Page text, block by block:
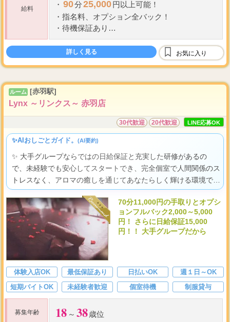
給料
・ 90分25,000円以上可能！
・ 指名料、オプション全バック！
・ 待機保証あり
・経験者優遇
■学生・O...
詳しく見る お気に入り
ルーム [赤羽駅]
Lynx ～リンクス～ 赤羽店
30代歓迎 20代歓迎 LINE応募OK
✨AIおしごとガイド。 (AI要約)
✨ 大手グループならではの日給保証と充実した研修があるの
で、未経験でも安心してスタートでき、完全個室で人間関係のス
トレスなく、アロマの癒しを通じてあなたらしく輝ける環境です
よ。
70分11,000円の手取りとオプシ
ョンフルバック2,000～5,000
円！ さらに日給保証15,000
円！！ 大手グループだから
体験入店OK 最低保証あり 日払いOK
週１日～OK
短期バイトOK
未経験者歓迎 個室待機 制服貸与
募集年齢 18 ～ 38歳位